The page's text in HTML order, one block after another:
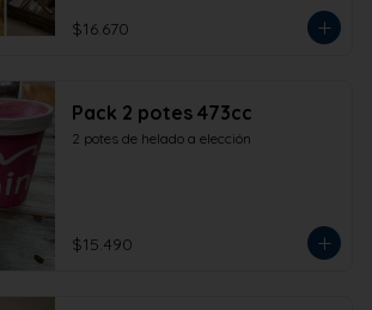
$16.670
Pack 2 potes 473cc
2 potes de helado a elección
$15.490